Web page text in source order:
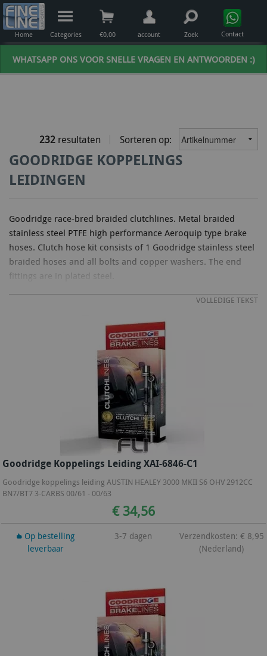
WHATSAPP ONS VOOR SNELLE VRAGEN EN ANTWOORDEN :)
Home Categories €0,00 account Zoek Contact
232 resultaten Sorteren op:
GOODRIDGE KOPPELINGS
LEIDINGEN
Goodridge race-bred braided clutchlines. Metal braided
stainless steel PTFE high performance Aeroquip type brake
hoses. Clutch hose kit consists of 1 Goodridge stainless steel
braided hoses and all bolts and copper washers. The end
fittings are in plated steel.
VOLLEDIGE TEKST
Goodridge Koppelings Leiding XAI-6846-C1
Goodridge koppelings leiding AUSTIN HEALEY 3000 MKII S6 OHV 2912CC
BN7/BT7 3-CARBS 00/61 - 00/63
€ 34,56
Op bestelling
leverbaar
3-7 dagen
Verzendkosten: € 8,95
(Nederland)